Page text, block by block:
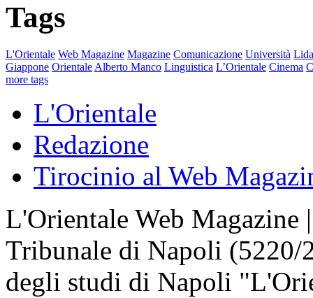
Tags
L'Orientale Web Magazine Magazine Comunicazione Università
Giappone Orientale Alberto Manco Linguistica L’Orientale Cinema
more tags
L'Orientale
Redazione
Tirocinio al Web
L'Orientale Web Magazine
Tribunale di Napoli
degli studi di Napoli